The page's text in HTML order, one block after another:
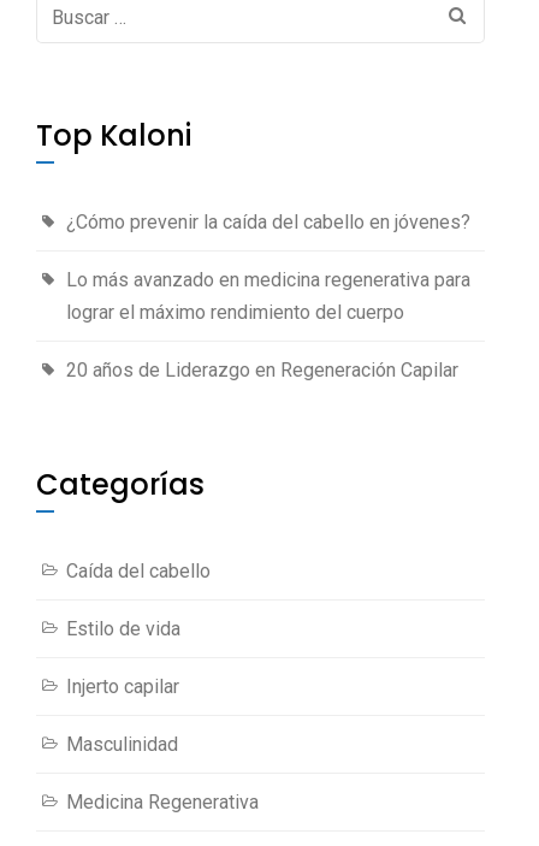
Buscar:
Top Kaloni
¿Cómo prevenir la caída del cabello en jóvenes?
Lo más avanzado en medicina regenerativa para
lograr el máximo rendimiento del cuerpo
20 años de Liderazgo en Regeneración Capilar
Categorías
Caída del cabello
Estilo de vida
Injerto capilar
Masculinidad
Medicina Regenerativa